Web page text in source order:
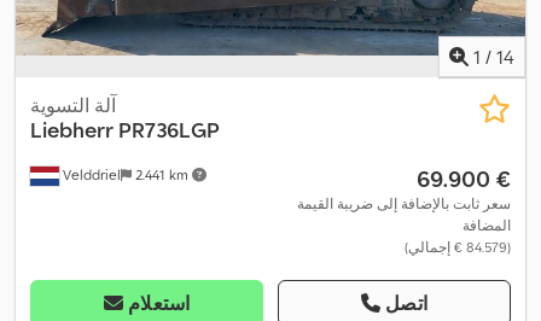
1 / 14
Velddriel 2.441 km
آلة التسوية
Liebherr PR736LGP
‏69.900 €
سعر ثابت بالإضافة إلى ضريبة القيمة
المضافة
(‏84.579 € إجمالي)
استعلام اتصل